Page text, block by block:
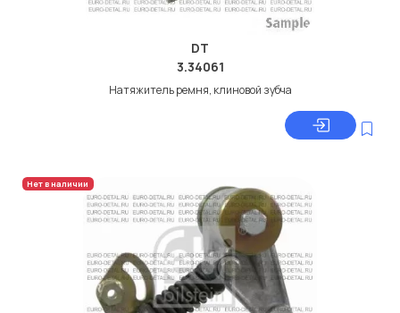
DT
3.34061
Натяжитель ремня, клиновой зубча
Нет в наличии